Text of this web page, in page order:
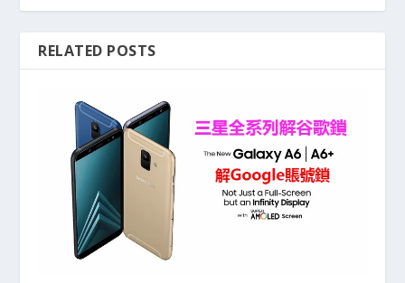
RELATED POSTS